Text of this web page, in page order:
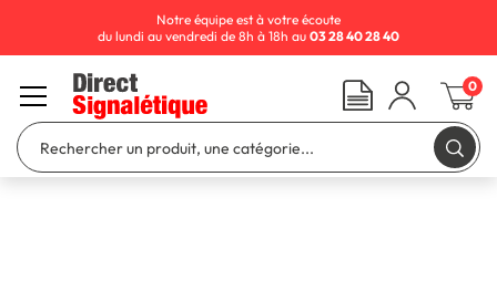
Notre équipe est à votre écoute
du lundi au vendredi de 8h à 18h au 03 28 40 28 40
0